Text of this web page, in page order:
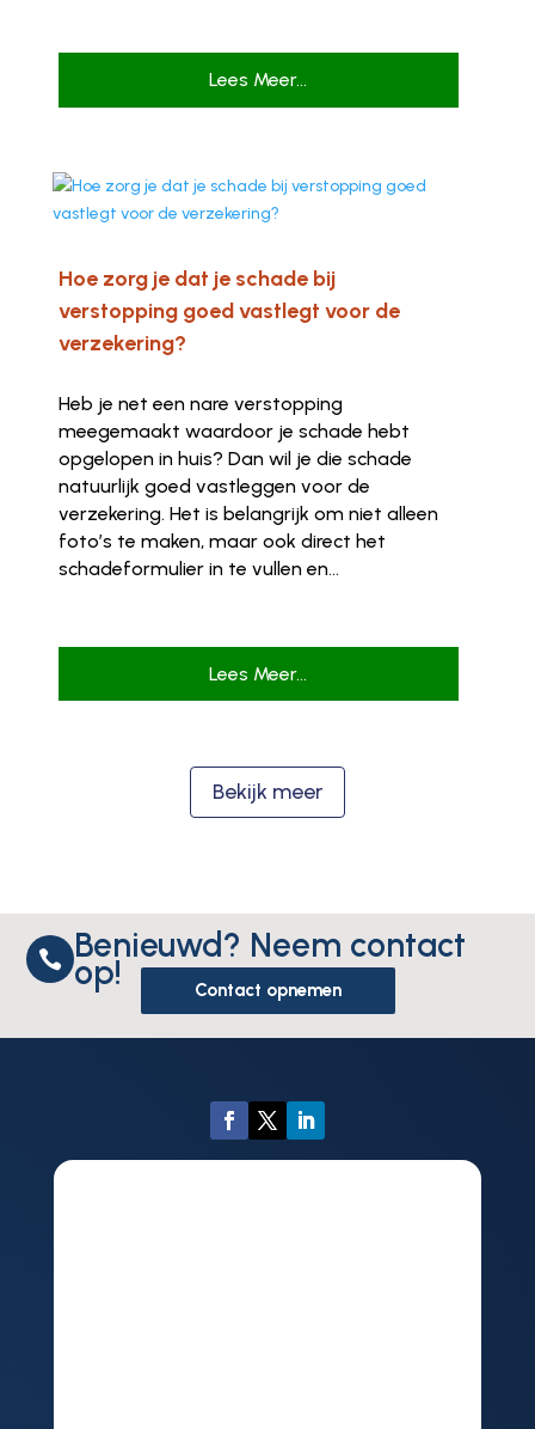
Lees Meer...
Hoe zorg je dat je schade bij
verstopping goed vastlegt voor de
verzekering?
Heb je net een nare verstopping
meegemaakt waardoor je schade hebt
opgelopen in huis? Dan wil je die schade
natuurlijk goed vastleggen voor de
verzekering. Het is belangrijk om niet alleen
foto’s te maken, maar ook direct het
schadeformulier in te vullen en...
Lees Meer...
Bekijk meer
 Benieuwd? Neem contact
op! Contact opnemen